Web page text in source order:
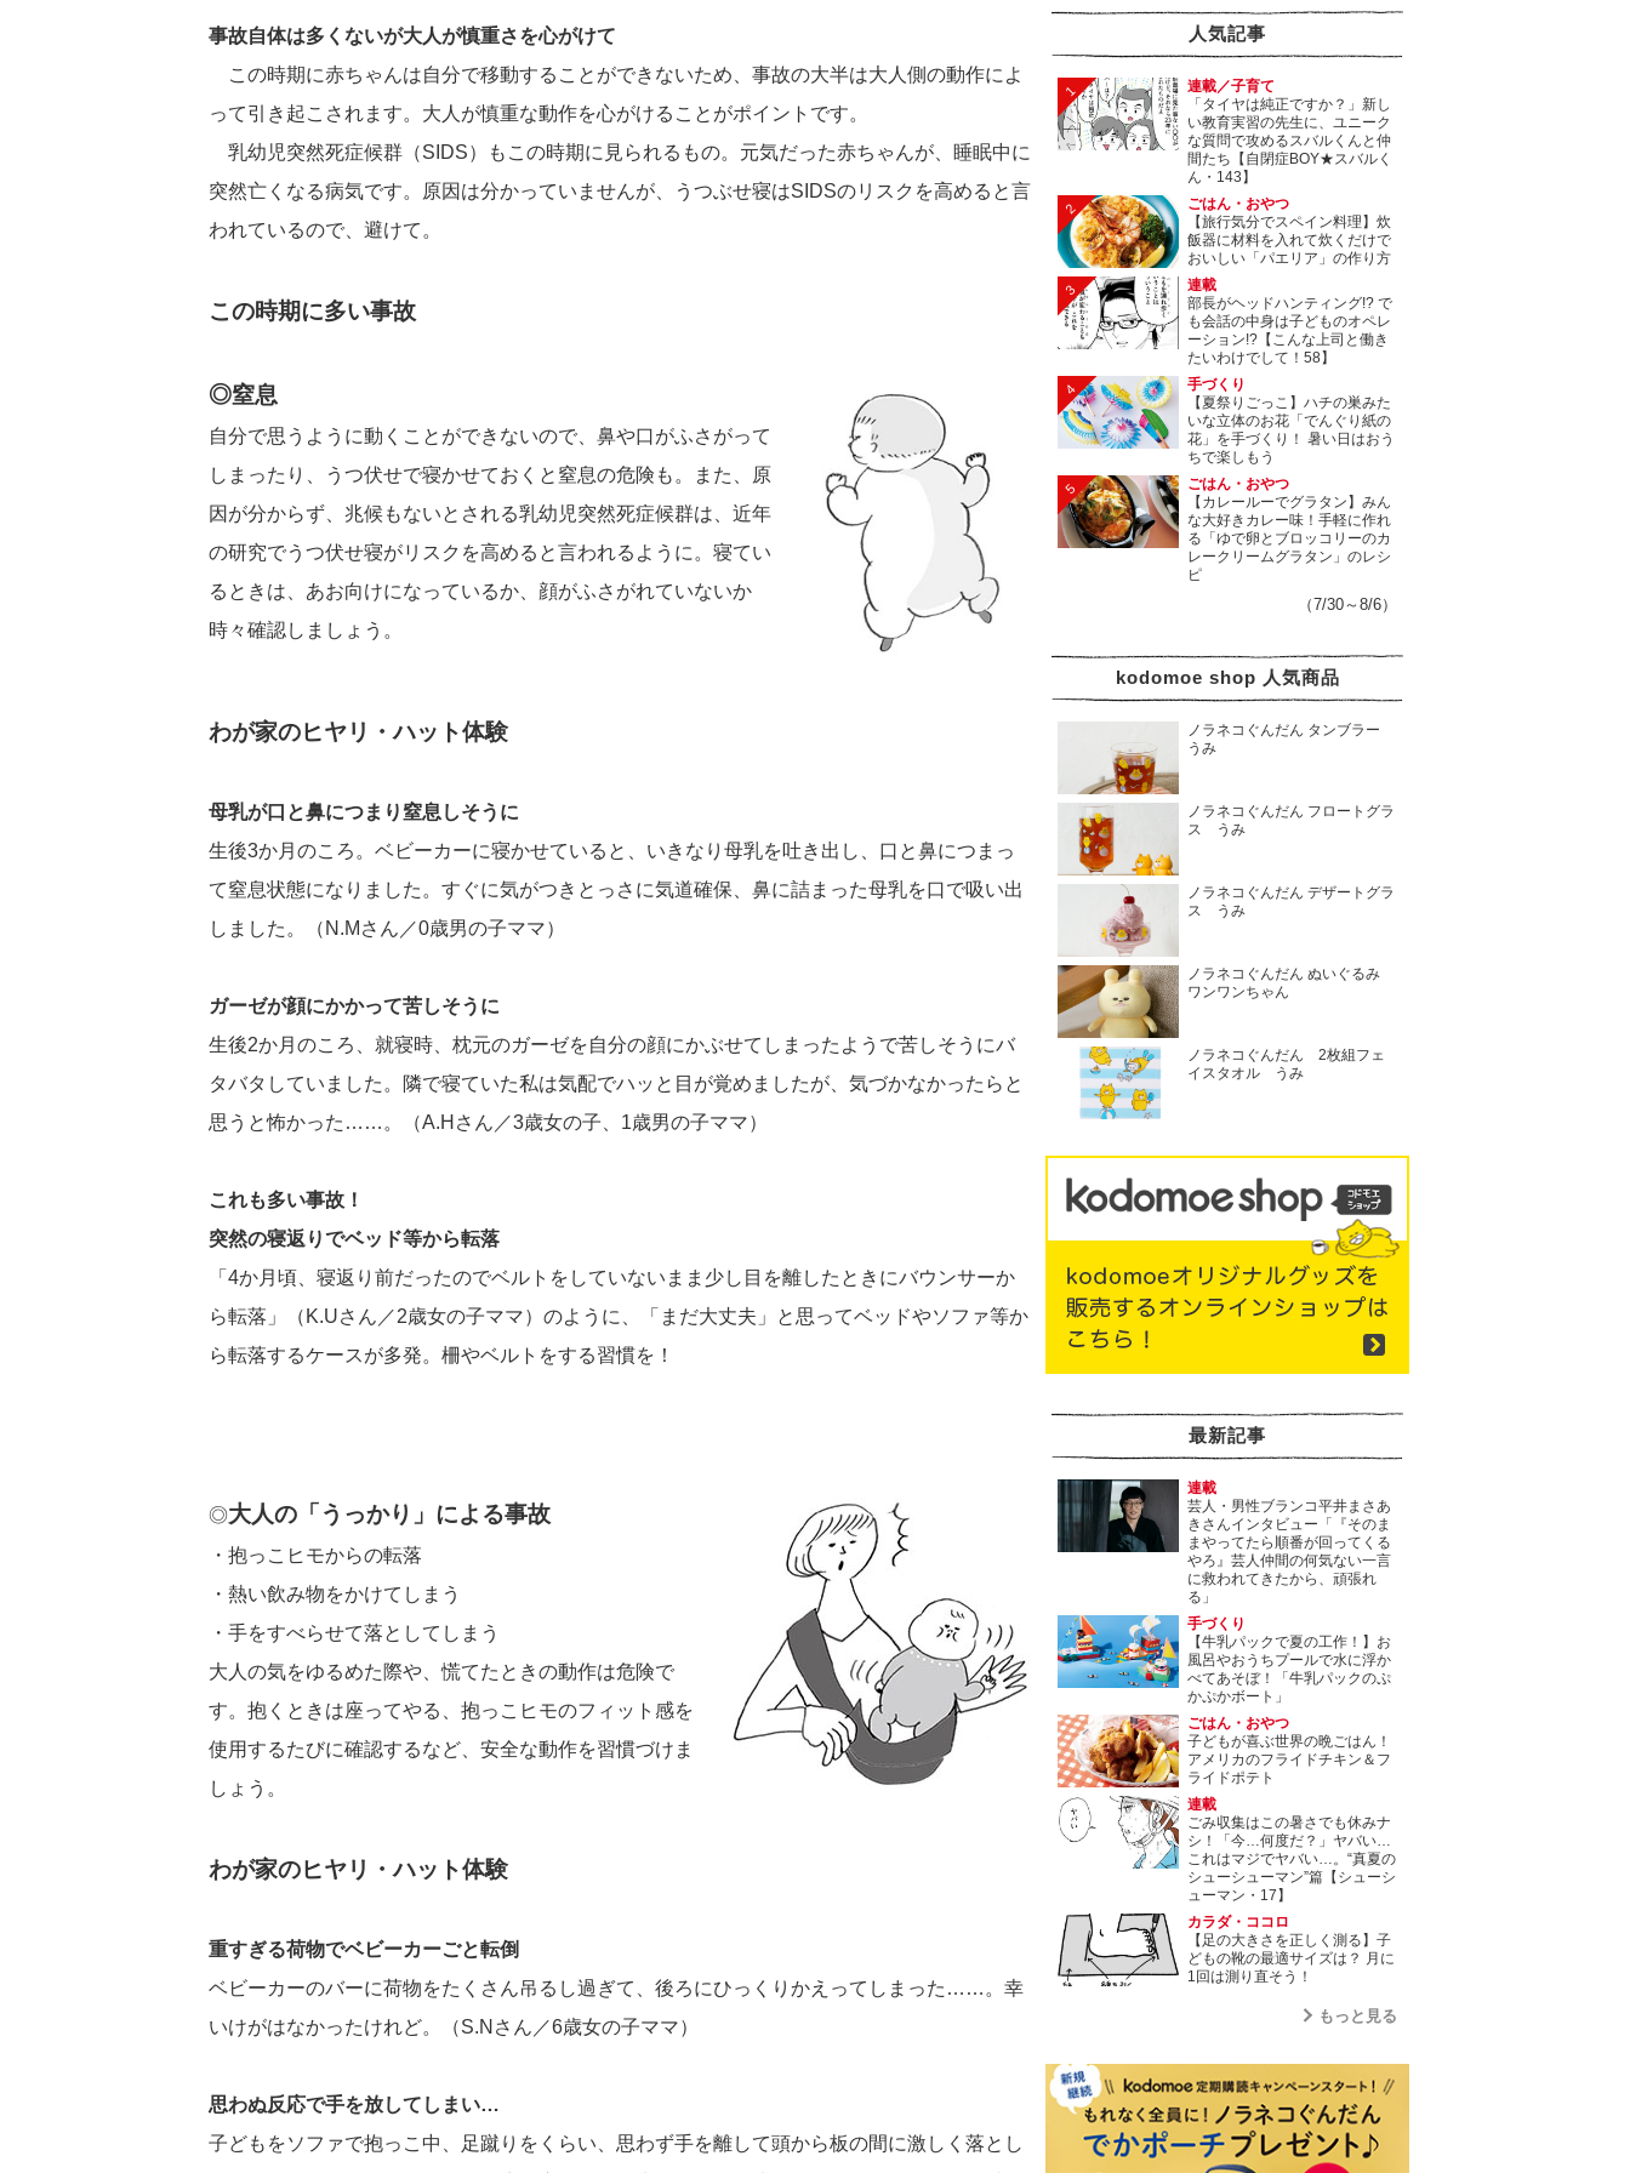
事故自体は多くないが大人が慎重さを心がけて
この時期に赤ちゃんは自分で移動することができないため、事故の大半は大人側の動作によ
って引き起こされます。大人が慎重な動作を心がけることがポイントです。
乳幼児突然死症候群（SIDS）もこの時期に見られるもの。元気だった赤ちゃんが、睡眠中に
突然亡くなる病気です。原因は分かっていませんが、うつぶせ寝はSIDSのリスクを高めると言
われているので、避けて。
この時期に多い事故
◎窒息
自分で思うように動くことができないので、鼻や口がふさがって
しまったり、うつ伏せで寝かせておくと窒息の危険も。また、原
因が分からず、兆候もないとされる乳幼児突然死症候群は、近年
の研究でうつ伏せ寝がリスクを高めると言われるように。寝てい
るときは、あお向けになっているか、顔がふさがれていないか
時々確認しましょう。
わが家のヒヤリ・ハット体験
母乳が口と鼻につまり窒息しそうに
生後3か月のころ。ベビーカーに寝かせていると、いきなり母乳を吐き出し、口と鼻につまっ
て窒息状態になりました。すぐに気がつきとっさに気道確保、鼻に詰まった母乳を口で吸い出
しました。（N.Mさん／0歳男の子ママ）
ガーゼが顔にかかって苦しそうに
生後2か月のころ、就寝時、枕元のガーゼを自分の顔にかぶせてしまったようで苦しそうにバ
タバタしていました。隣で寝ていた私は気配でハッと目が覚めましたが、気づかなかったらと
思うと怖かった……。（A.Hさん／3歳女の子、1歳男の子ママ）
これも多い事故！
突然の寝返りでベッド等から転落
「4か月頃、寝返り前だったのでベルトをしていないまま少し目を離したときにバウンサーか
ら転落」（K.Uさん／2歳女の子ママ）のように、「まだ大丈夫」と思ってベッドやソファ等か
ら転落するケースが多発。柵やベルトをする習慣を！
◎大人の「うっかり」による事故
・抱っこヒモからの転落
・熱い飲み物をかけてしまう
・手をすべらせて落としてしまう
大人の気をゆるめた際や、慌てたときの動作は危険で
す。抱くときは座ってやる、抱っこヒモのフィット感を
使用するたびに確認するなど、安全な動作を習慣づけま
しょう。
わが家のヒヤリ・ハット体験
重すぎる荷物でベビーカーごと転倒
ベビーカーのバーに荷物をたくさん吊るし過ぎて、後ろにひっくりかえってしまった……。幸
いけがはなかったけれど。（S.Nさん／6歳女の子ママ）
思わぬ反応で手を放してしまい…
子どもをソファで抱っこ中、足蹴りをくらい、思わず手を離して頭から板の間に激しく落とし
人気記事
1
連載／子育て
「タイヤは純正ですか？」新し
い教育実習の先生に、ユニーク
な質問で攻めるスバルくんと仲
間たち【自閉症BOY★スバルく
ん・143】
2
ごはん・おやつ
【旅行気分でスペイン料理】炊
飯器に材料を入れて炊くだけで
おいしい「パエリア」の作り方
3
連載
部長がヘッドハンティング!? で
も会話の中身は子どものオペレ
ーション!?【こんな上司と働き
たいわけでして！58】
4
手づくり
【夏祭りごっこ】ハチの巣みた
いな立体のお花「でんぐり紙の
花」を手づくり！ 暑い日はおう
ちで楽しもう
5
ごはん・おやつ
【カレールーでグラタン】みん
な大好きカレー味！手軽に作れ
る「ゆで卵とブロッコリーのカ
レークリームグラタン」のレシ
ピ
（7/30～8/6）
kodomoe shop 人気商品
ノラネコぐんだん タンブラー
うみ
ノラネコぐんだん フロートグラ
ス うみ
ノラネコぐんだん デザートグラ
ス うみ
ノラネコぐんだん ぬいぐるみ
ワンワンちゃん
ノラネコぐんだん 2枚組フェ
イスタオル うみ
最新記事
連載
芸人・男性ブランコ平井まさあ
きさんインタビュー「『そのま
まやってたら順番が回ってくる
やろ』芸人仲間の何気ない一言
に救われてきたから、頑張れ
る」
手づくり
【牛乳パックで夏の工作！】お
風呂やおうちプールで水に浮か
べてあそぼ！「牛乳パックのぷ
かぷかボート」
ごはん・おやつ
子どもが喜ぶ世界の晩ごはん！
アメリカのフライドチキン＆フ
ライドポテト
連載
ごみ収集はこの暑さでも休みナ
シ！「今…何度だ？」ヤバい…
これはマジでヤバい…。“真夏の
シューシューマン”篇【シューシ
ューマン・17】
カラダ・ココロ
【足の大きさを正しく測る】子
どもの靴の最適サイズは？ 月に
1回は測り直そう！
もっと見る